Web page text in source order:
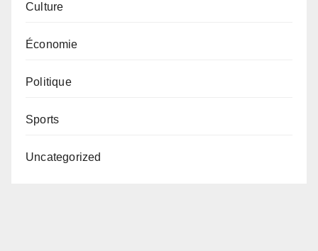
Culture
Économie
Politique
Sports
Uncategorized